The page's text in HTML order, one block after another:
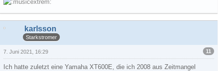
karlsson
Starkstromer
11
7. Juni 2021, 16:29
Ich hatte zuletzt eine Yamaha XT600E, die ich 2008 aus Zeitmangel